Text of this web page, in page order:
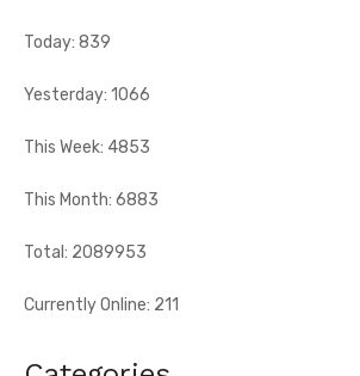
Today: 839
Yesterday: 1066
This Week: 4853
This Month: 6883
Total: 2089953
Currently Online: 211